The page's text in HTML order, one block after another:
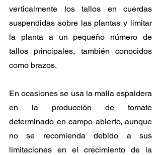
verticalmente los tallos en cuerdas
suspendidas sobre las plantas y limitar
la planta a un pequeño número de
tallos principales, también conocidos
como brazos.
En ocasiones se usa la malla espaldera
en la producción de tomate
determinado en campo abierto, aunque
no se recomienda debido a sus
limitaciones en el crecimiento de la